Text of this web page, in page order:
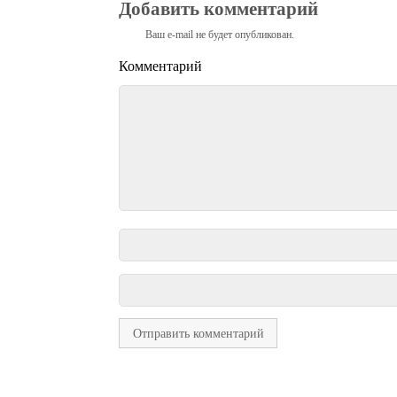
Добавить комментарий
Ваш e-mail не будет опубликован.
Комментарий